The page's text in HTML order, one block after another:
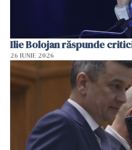
Ilie Bolojan răspunde
26 IUNIE 2026